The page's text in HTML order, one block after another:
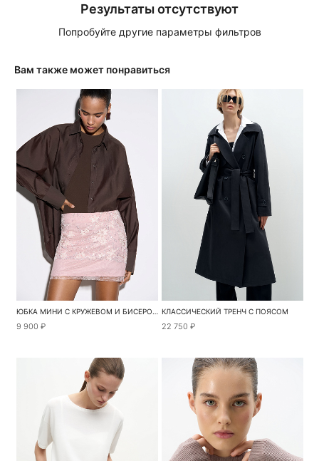
Результаты отсутствуют
Попробуйте другие параметры фильтров
Вам также может понравиться
ЮБКА МИНИ С КРУЖЕВОМ И БИСЕРОМ
9 900 ₽
КЛАССИЧЕСКИЙ ТРЕНЧ С ПОЯСОМ
22 750 ₽